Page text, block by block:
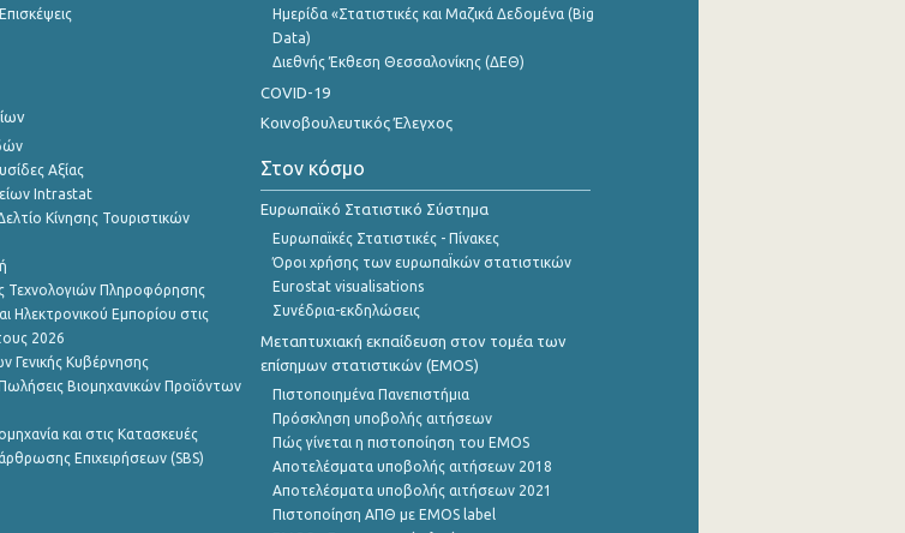
Αξίας
Intrastat
Κίνησης Τουριστικών
Τεχνολογιών Πληροφόρησης
Ηλεκτρονικού Εμπορίου στις
2026
Γενικής Κυβέρνησης
Βιομηχανικών Προϊόντων
και στις Κατασκευές
Επιχειρήσεων (SBS)
Ημερίδα «Στατιστικές και Μαζικά Δεδομένα (Big
Data)
Διεθνής Έκθεση Θεσσαλονίκης (ΔΕΘ)
COVID-19
Κοινοβουλευτικός Έλεγχος
Στον κόσμο
Ευρωπαϊκό Στατιστικό Σύστημα
Ευρωπαϊκές Στατιστικές - Πίνακες
Όροι χρήσης των ευρωπαΪκών στατιστικών
Eurostat visualisations
Συνέδρια-εκδηλώσεις
Μεταπτυχιακή εκπαίδευση στον τομέα των
επίσημων στατιστικών (EMOS)
Πιστοποιημένα Πανεπιστήμια
Πρόσκληση υποβολής αιτήσεων
Πώς γίνεται η πιστοποίηση του EMOS
Αποτελέσματα υποβολής αιτήσεων 2018
Αποτελέσματα υποβολής αιτήσεων 2021
Πιστοποίηση ΑΠΘ με EMOS label